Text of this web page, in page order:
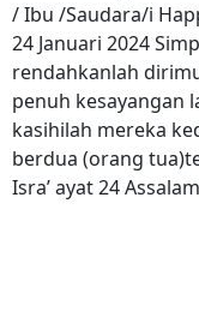
/ Ibu /Saudara/i
24 Januari 2024
rendahkanlah
penuh kesayangan
kasihilah mereka
berdua (orang
Isra’ ayat 24